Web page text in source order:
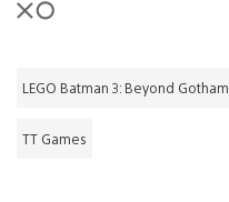
LEGO Batman 3: Beyond Gotham
TT Games